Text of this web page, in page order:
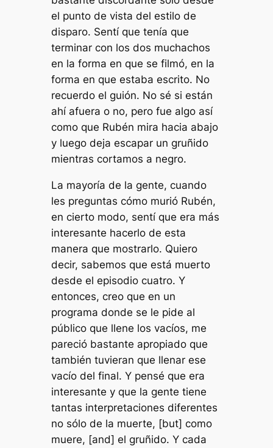
el punto de vista del estilo de
disparo. Sentí que tenía que
terminar con los dos muchachos
en la forma en que se filmó, en la
forma en que estaba escrito. No
recuerdo el guión. No sé si están
ahí afuera o no, pero fue algo así
como que Rubén mira hacia abajo
y luego deja escapar un gruñido
mientras cortamos a negro.
La mayoría de la gente, cuando
les preguntas cómo murió Rubén,
en cierto modo, sentí que era más
interesante hacerlo de esta
manera que mostrarlo. Quiero
decir, sabemos que está muerto
desde el episodio cuatro. Y
entonces, creo que en un
programa donde se le pide al
público que llene los vacíos, me
pareció bastante apropiado que
también tuvieran que llenar ese
vacío del final. Y pensé que era
interesante y que la gente tiene
tantas interpretaciones diferentes
no sólo de la muerte, [but] como
muere, [and] el gruñido. Y cada